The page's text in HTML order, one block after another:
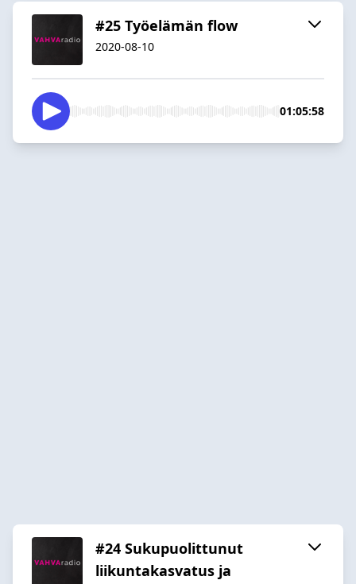
#25 Työelämän flow
2020-08-10
01:05:58
#24 Sukupuolittunut
liikuntakasvatus ja